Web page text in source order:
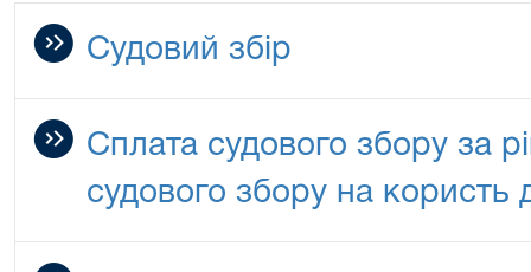
Судовий збір
Сплата судового збору за
судового збору на користь